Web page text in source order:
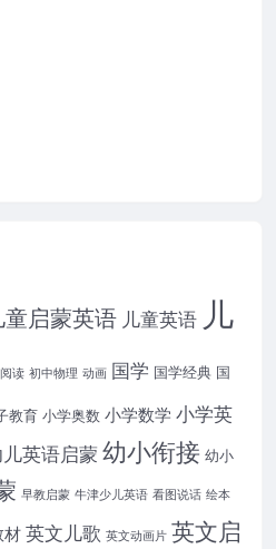
童启蒙英语 儿童英语 儿
读 初中物理 动画 国学 国学经典 国
教育 小学奥数 小学数学 小学英
英语启蒙幼小衔接 幼小
早教启蒙 牛津少儿英语 看图说话 绘本
材英文儿歌 英文动画片 英文启